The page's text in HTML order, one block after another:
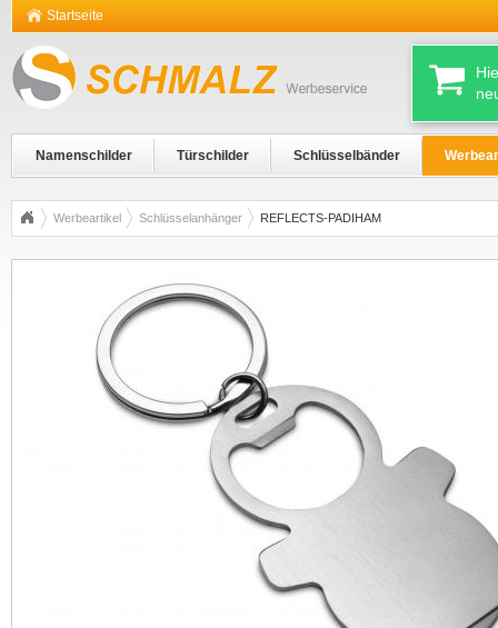
Startseite
Namenschilder Türschilder Schlüsselbänder
Werbeartikel Schlüsselanhänger REFLECTS-PADIHAM